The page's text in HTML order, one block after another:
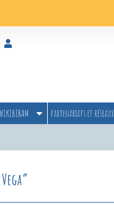
Partenariats et réseaux